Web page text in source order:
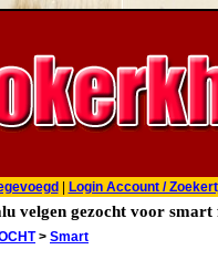
Login Account /
velgen gezocht voor
> Smart